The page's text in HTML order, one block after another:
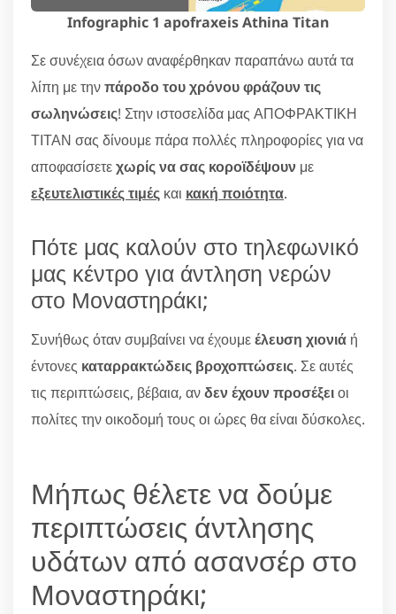
Infographic 1 apofraxeis Athina Titan
Σε συνέχεια όσων αναφέρθηκαν παραπάνω αυτά τα
λίπη με τηνπάροδο του χρόνου φράζουν τις
σωληνώσεις! Στην ιστοσελίδα μας ΑΠΟΦΡΑΚΤΙΚΗ
ΤΙΤΑΝ σας δίνουμε πάρα πολλές πληροφορίες για να
αποφασίσετεχωρίς να σας κοροϊδέψουν με
εξευτελιστικές τιμές και κακή ποιότητα.
Πότε μας καλούν στο τηλεφωνικό
μας κέντρο για άντληση νερών
στο Μοναστηράκι;
Συνήθως όταν συμβαίνει να έχουμεέλευση χιονιά ή
έντονες καταρρακτώδεις βροχοπτώσεις. Σε αυτές
τις περιπτώσεις, βέβαια, ανδεν έχουν προσέξειοι
πολίτες την οικοδομή τους οι ώρες θα είναι δύσκολες.
Μήπως θέλετε να δούμε
περιπτώσεις άντλησης
υδάτων από ασανσέρ στο
Μοναστηράκι;